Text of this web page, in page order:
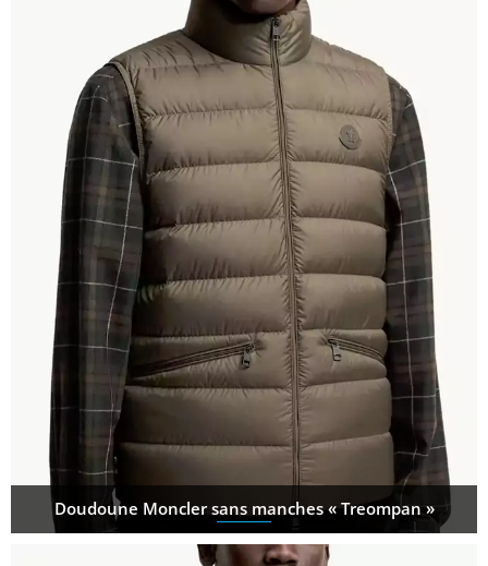
Doudoune Moncler sans manches « Treompan »